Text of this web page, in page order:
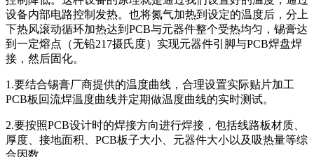
设备内部电路控制发热。也将氮气加热到设定的温度后，分上
下热风滚动循环加热达到PCB与元器件整个受热均匀，锡膏达
到一定熔点（无铅217摄氏度）实现元器件引脚与PCB焊盘焊
接，然后固化。
1.要结合锡膏厂商提供的温度曲线，合理设置实际贴片加工
PCB板回流焊温度曲线并定期做温度曲线的实时测试。
2.要按照PCB设计时的焊接方向进行焊接，包括线路板材质、
厚度、接地面积、PCB板子大小、元器件大小以及吸热量等综
合因数